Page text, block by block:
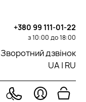
+380 99 111-01-22
з 10:00 до 18:00
Зворотний дзвінок
UA | RU